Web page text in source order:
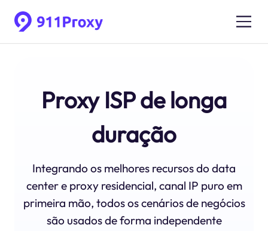
Proxy ISP de longa
duração
Integrando os melhores recursos do data
center e proxy residencial, canal IP puro em
primeira mão, todos os cenários de negócios
são usados ​​de forma independente